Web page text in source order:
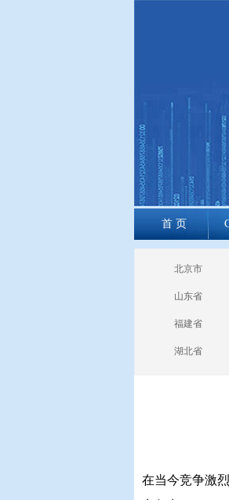
首 页
cppm报考常见
问题
北京市
山东省
福建省
湖北省
在当今竞争激